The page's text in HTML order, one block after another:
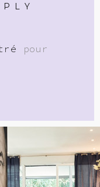
pour